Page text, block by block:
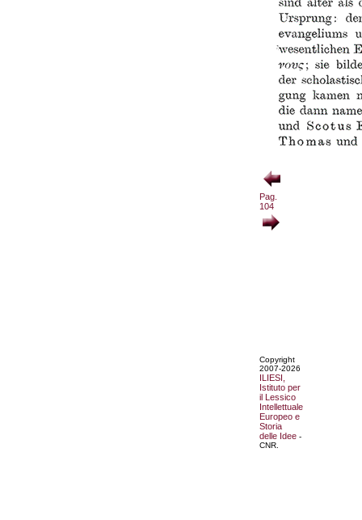
Pag.
104
Copyright
2007-2026
ILIESI,
Istituto per
il Lessico
Intellettuale
Europeo e
Storia
delle Idee -
CNR.